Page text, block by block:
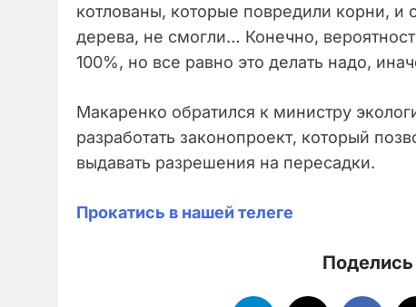
котлованы, которые повредили корни,
дерева, не смогли… Конечно,
100%, но все равно это делать надо,
Макаренко обратился к министру
разработать законопроект, который
выдавать разрешения на пересадки.
Прокатись в нашей телеге